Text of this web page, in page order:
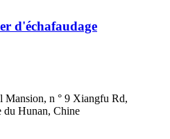
d'échafaudage
Mansion, n ° 9 Xiangfu Rd,
du Hunan, Chine